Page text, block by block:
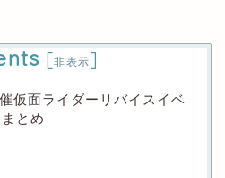
[非表示]
仮面ライダーリバイスイベ
とめ